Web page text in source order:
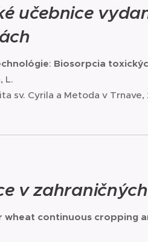
učebnice
: Biosorpcia
L.
sv. Cyrila a Metoda v
v
wheat continuous cropping